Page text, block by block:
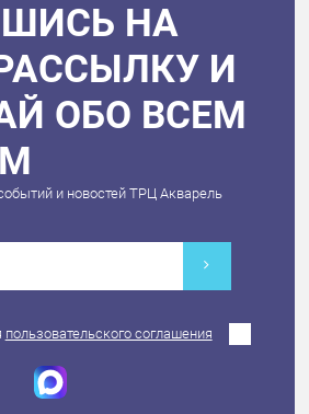
НА
И
ОБО ВСЕМ
и новостей ТРЦ Акварель
пользовательского соглашения